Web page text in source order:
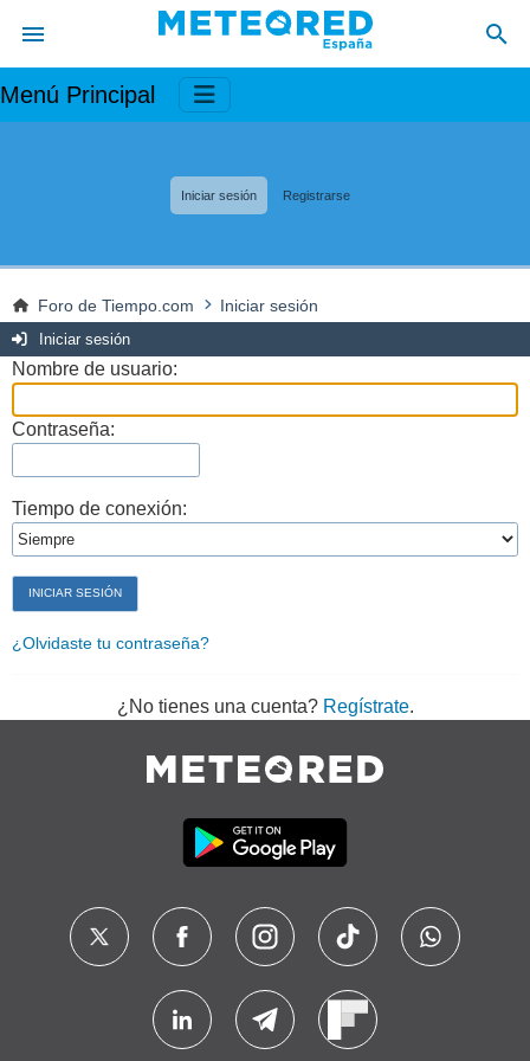
Menú Principal
Iniciar sesión Registrarse
Foro de Tiempo.com Iniciar sesión
Iniciar sesión
Nombre de usuario:
Contraseña:
Tiempo de conexión:
¿Olvidaste tu contraseña?
¿No tienes una cuenta? Regístrate.